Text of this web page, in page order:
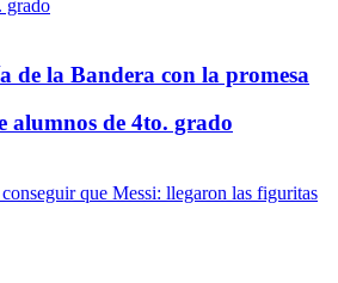
de la Bandera con la promesa
alumnos de 4to. grado